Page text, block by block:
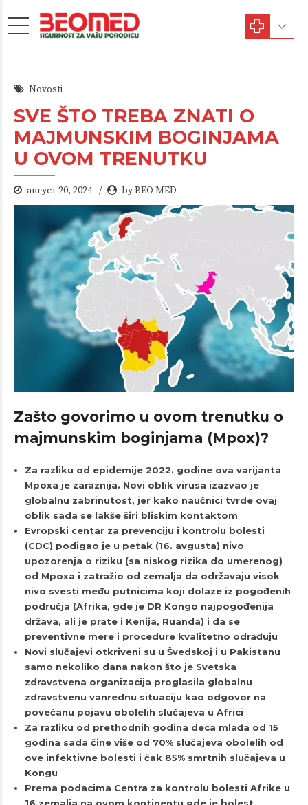
Novosti
SVE ŠTO TREBA ZNATI O
MAJMUNSKIM BOGINJAMA
U OVOM TRENUTKU
август 20, 2024 by BEO MED
Zašto govorimo u ovom trenutku o
majmunskim boginjama (Mpox)?
Za razliku od epidemije 2022. godine ova varijanta
Mpoxa je zaraznija. Novi oblik virusa izazvao je
globalnu zabrinutost, jer kako naučnici tvrde ovaj
oblik sada se lakše širi bliskim kontaktom
Evropski centar za prevenciju i kontrolu bolesti
(CDC) podigao je u petak (16. avgusta) nivo
upozorenja o riziku (sa niskog rizika do umerenog)
od Mpoxa i zatražio od zemalja da održavaju visok
nivo svesti među putnicima koji dolaze iz pogođenih
područja (Afrika, gde je DR Kongo najpogođenija
država, ali je prate i Kenija, Ruanda) i da se
preventivne mere i procedure kvalitetno odrađuju
Novi slučajevi otkriveni su u Švedskoj i u Pakistanu
samo nekoliko dana nakon što je Svetska
zdravstvena organizacija proglasila globalnu
zdravstvenu vanrednu situaciju kao odgovor na
povećanu pojavu obolelih slučajeva u Africi
Za razliku od prethodnih godina deca mlađa od 15
godina sada čine više od 70% slučajeva obolelih od
ove infektivne bolesti i čak 85% smrtnih slučajeva u
Kongu
Prema podacima Centra za kontrolu bolesti Afrike u